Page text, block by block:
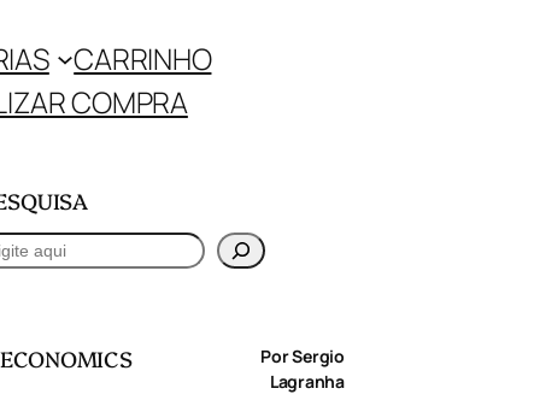
CARRINHO
COMPRA
ECONOMICS
Por Sergio
Lagranha